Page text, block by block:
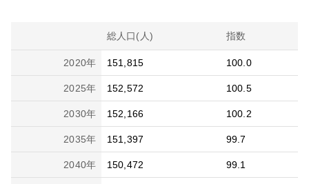
総人口(人) 指数
2020年 151,815 100.0
2025年 152,572 100.5
2030年 152,166 100.2
2035年 151,397 99.7
2040年 150,472 99.1